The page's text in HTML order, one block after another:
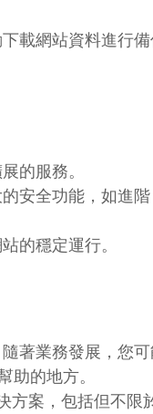
載網站資料進行備
的服務。
安全功能，如進階
的穩定運行。
著業務發展，您
助的地方。
方案，包括但不限